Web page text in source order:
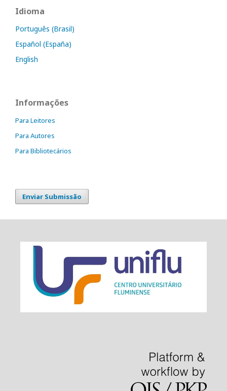
Idioma
Português (Brasil)
Español (España)
English
Informações
Para Leitores
Para Autores
Para Bibliotecários
Enviar Submissão